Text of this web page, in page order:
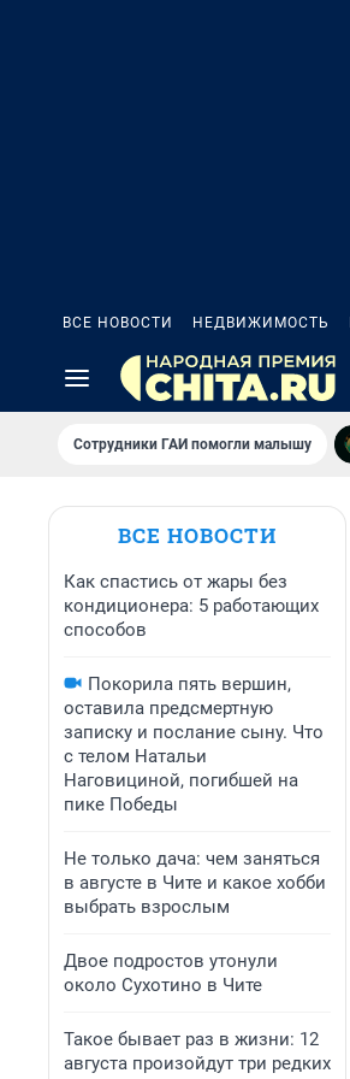
ВСЕ НОВОСТИ НЕДВИЖИМОСТЬ
Сотрудники ГАИ помогли малышу
ВСЕ НОВОСТИ
Как спастись от жары без
кондиционера: 5 работающих
способов
Покорила пять вершин,
оставила предсмертную
записку и послание сыну. Что
с телом Натальи
Наговициной, погибшей на
пике Победы
Не только дача: чем заняться
в августе в Чите и какое хобби
выбрать взрослым
Двое подростов утонули
около Сухотино в Чите
Такое бывает раз в жизни: 12
августа произойдут три редких